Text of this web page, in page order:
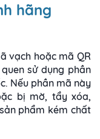
hãng
vạch hoặc mã QR
sử dụng phần
Nếu phần mã này
bị mờ, tẩy xóa,
phẩm kém chất